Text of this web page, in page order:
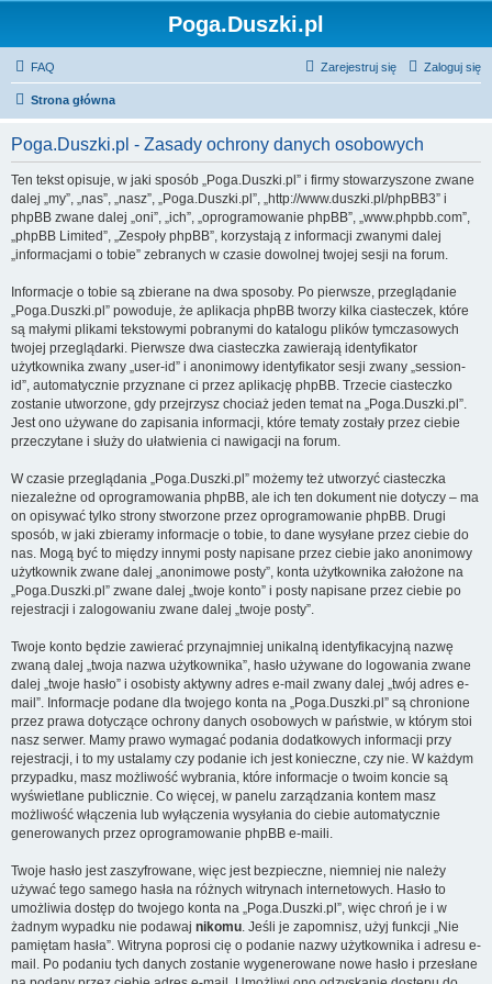
Poga.Duszki.pl
FAQ Zaloguj się
Zarejestruj się
Strona główna
Poga.Duszki.pl - Zasady ochrony danych osobowych
Ten tekst opisuje, w jaki sposób „Poga.Duszki.pl” i firmy stowarzyszone zwane
dalej „my”, „nas”, „nasz”, „Poga.Duszki.pl”, „http://www.duszki.pl/phpBB3” i
phpBB zwane dalej „oni”, „ich”, „oprogramowanie phpBB”, „www.phpbb.com”,
„phpBB Limited”, „Zespoły phpBB”, korzystają z informacji zwanymi dalej
„informacjami o tobie” zebranych w czasie dowolnej twojej sesji na forum.
Informacje o tobie są zbierane na dwa sposoby. Po pierwsze, przeglądanie
„Poga.Duszki.pl” powoduje, że aplikacja phpBB tworzy kilka ciasteczek, które
są małymi plikami tekstowymi pobranymi do katalogu plików tymczasowych
twojej przeglądarki. Pierwsze dwa ciasteczka zawierają identyfikator
użytkownika zwany „user-id” i anonimowy identyfikator sesji zwany „session-
id”, automatycznie przyznane ci przez aplikację phpBB. Trzecie ciasteczko
zostanie utworzone, gdy przejrzysz chociaż jeden temat na „Poga.Duszki.pl”.
Jest ono używane do zapisania informacji, które tematy zostały przez ciebie
przeczytane i służy do ułatwienia ci nawigacji na forum.
W czasie przeglądania „Poga.Duszki.pl” możemy też utworzyć ciasteczka
niezależne od oprogramowania phpBB, ale ich ten dokument nie dotyczy – ma
on opisywać tylko strony stworzone przez oprogramowanie phpBB. Drugi
sposób, w jaki zbieramy informacje o tobie, to dane wysyłane przez ciebie do
nas. Mogą być to między innymi posty napisane przez ciebie jako anonimowy
użytkownik zwane dalej „anonimowe posty”, konta użytkownika założone na
„Poga.Duszki.pl” zwane dalej „twoje konto” i posty napisane przez ciebie po
rejestracji i zalogowaniu zwane dalej „twoje posty”.
Twoje konto będzie zawierać przynajmniej unikalną identyfikacyjną nazwę
zwaną dalej „twoja nazwa użytkownika”, hasło używane do logowania zwane
dalej „twoje hasło” i osobisty aktywny adres e-mail zwany dalej „twój adres e-
mail”. Informacje podane dla twojego konta na „Poga.Duszki.pl” są chronione
przez prawa dotyczące ochrony danych osobowych w państwie, w którym stoi
nasz serwer. Mamy prawo wymagać podania dodatkowych informacji przy
rejestracji, i to my ustalamy czy podanie ich jest konieczne, czy nie. W każdym
przypadku, masz możliwość wybrania, które informacje o twoim koncie są
wyświetlane publicznie. Co więcej, w panelu zarządzania kontem masz
możliwość włączenia lub wyłączenia wysyłania do ciebie automatycznie
generowanych przez oprogramowanie phpBB e-maili.
Twoje hasło jest zaszyfrowane, więc jest bezpieczne, niemniej nie należy
używać tego samego hasła na różnych witrynach internetowych. Hasło to
umożliwia dostęp do twojego konta na „Poga.Duszki.pl”, więc chroń je i w
żadnym wypadku nie podawaj nikomu. Jeśli je zapomnisz, użyj funkcji „Nie
pamiętam hasła”. Witryna poprosi cię o podanie nazwy użytkownika i adresu e-
mail. Po podaniu tych danych zostanie wygenerowane nowe hasło i przesłane